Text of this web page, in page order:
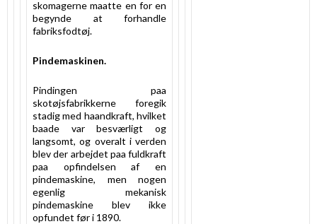
skomagerne maatte en for en
begynde at forhandle
fabriksfodtøj.
Pindemaskinen.
Pindingen paa
skotøjsfabrikkerne foregik
stadig med haandkraft, hvilket
baade var besværligt og
langsomt, og overalt i verden
blev der arbejdet paa fuldkraft
paa opfindelsen af en
pindemaskine, men nogen
egenlig mekanisk
pindemaskine blev ikke
opfundet før i 1890.